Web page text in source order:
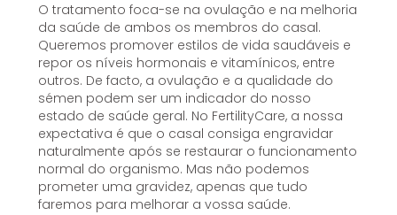
O tratamento foca-se na ovulação e na melhoria
da saúde de ambos os membros do casal.
Queremos promover estilos de vida saudáveis e
repor os níveis hormonais e vitamínicos, entre
outros. De facto, a ovulação e a qualidade do
sémen podem ser um indicador do nosso
estado de saúde geral. No FertilityCare, a nossa
expectativa é que o casal consiga engravidar
naturalmente após se restaurar o funcionamento
normal do organismo. Mas não podemos
prometer uma gravidez, apenas que tudo
faremos para melhorar a vossa saúde.